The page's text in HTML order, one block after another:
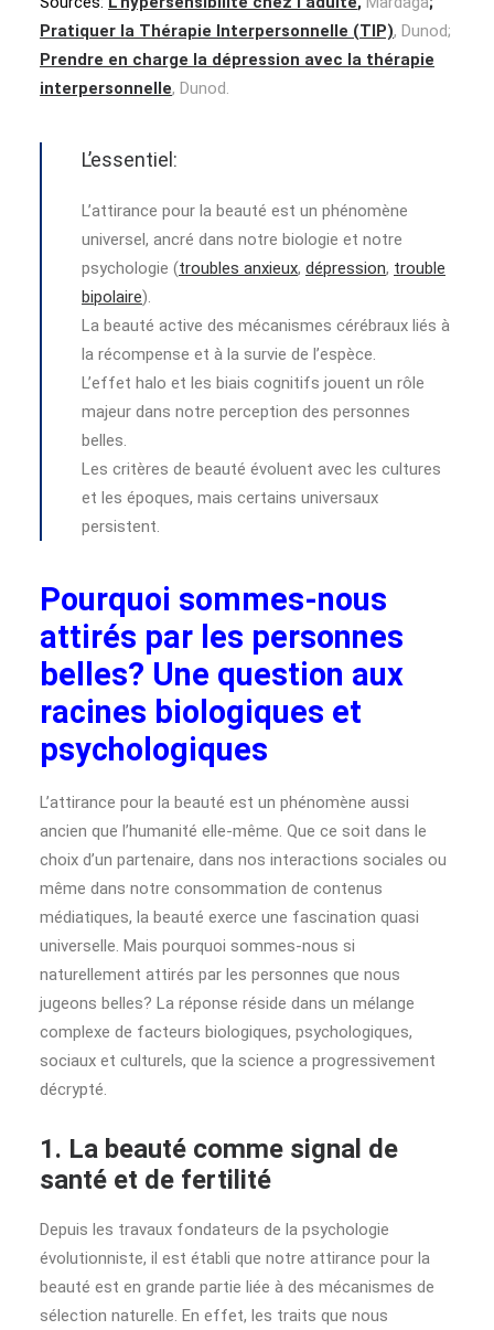
Pratiquer la Thérapie Interpersonnelle (TIP), Dunod;
Prendre en charge la dépression avec la thérapie
interpersonnelle, Dunod.
L’essentiel:
L’attirance pour la beauté est un phénomène
universel, ancré dans notre biologie et notre
psychologie (troubles anxieux, dépression, trouble
bipolaire).
La beauté active des mécanismes cérébraux liés à
la récompense et à la survie de l’espèce.
L’effet halo et les biais cognitifs jouent un rôle
majeur dans notre perception des personnes
belles.
Les critères de beauté évoluent avec les cultures
et les époques, mais certains universaux
persistent.
Pourquoi sommes-nous
attirés par les personnes
belles? Une question aux
racines biologiques et
psychologiques
L’attirance pour la beauté est un phénomène aussi
ancien que l’humanité elle-même. Que ce soit dans le
choix d’un partenaire, dans nos interactions sociales ou
même dans notre consommation de contenus
médiatiques, la beauté exerce une fascination quasi
universelle. Mais pourquoi sommes-nous si
naturellement attirés par les personnes que nous
jugeons belles? La réponse réside dans un mélange
complexe de facteurs biologiques, psychologiques,
sociaux et culturels, que la science a progressivement
décrypté.
1. La beauté comme signal de
santé et de fertilité
Depuis les travaux fondateurs de la psychologie
évolutionniste, il est établi que notre attirance pour la
beauté est en grande partie liée à des mécanismes de
sélection naturelle. En effet, les traits que nous